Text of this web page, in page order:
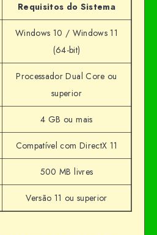
Requisitos do Sistema
Windows 10 / Windows 11
(64-bit)
Processador Dual Core ou
superior
4 GB ou mais
Compatível com DirectX 11
500 MB livres
Versão 11 ou superior